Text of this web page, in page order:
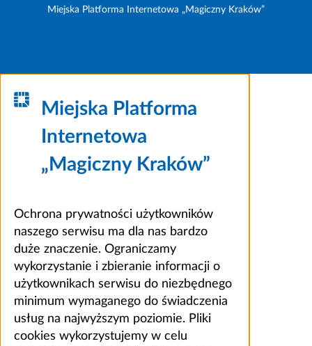
Miejska Platforma Internetowa „Magiczny Kraków”
Miejska Platforma
Internetowa
„Magiczny Kraków”
Ochrona prywatności użytkowników
naszego serwisu ma dla nas bardzo
duże znaczenie. Ograniczamy
wykorzystanie i zbieranie informacji o
użytkownikach serwisu do niezbędnego
minimum wymaganego do świadczenia
usług na najwyższym poziomie. Pliki
cookies wykorzystujemy w celu